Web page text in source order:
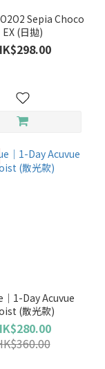
Sepia Choco
EX (日拋)
｜1-Day Acuvue
Moist (散光款)